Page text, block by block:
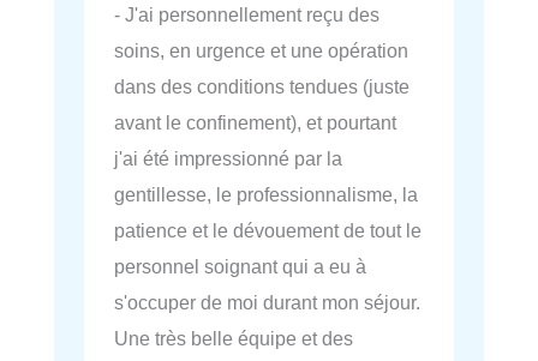
- J'ai personnellement reçu des
soins, en urgence et une opération
dans des conditions tendues (juste
avant le confinement), et pourtant
j'ai été impressionné par la
gentillesse, le professionnalisme, la
patience et le dévouement de tout le
personnel soignant qui a eu à
s'occuper de moi durant mon séjour.
Une très belle équipe et des